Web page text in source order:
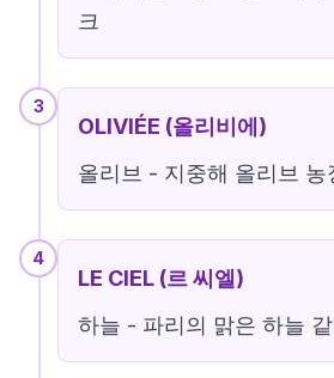
크
3
OLIVIÉE (올리비에)
올리브 - 지중해 올리브 농
4
LE CIEL (르 씨엘)
하늘 - 파리의 맑은 하늘